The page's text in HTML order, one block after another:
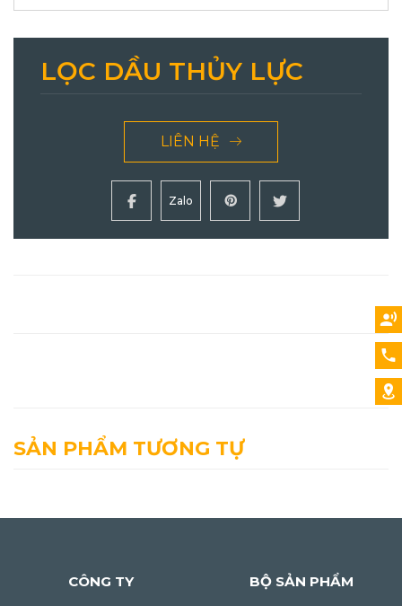
LỌC DẦU THỦY LỰC
LIÊN HỆ
Zalo
SẢN PHẨM TƯƠNG TỰ
CÔNG TY BỘ SẢN PHẨM